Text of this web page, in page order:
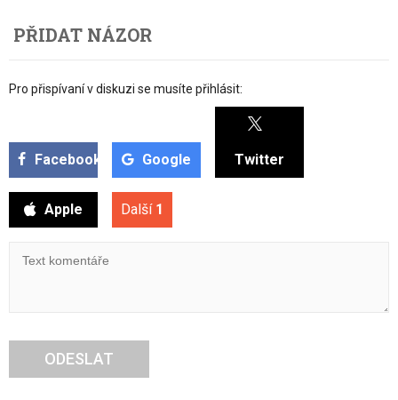
PŘIDAT NÁZOR
Pro přispívaní v diskuzi se musíte přihlásit:
Facebook Google Twitter
Apple Další 1
ODESLAT